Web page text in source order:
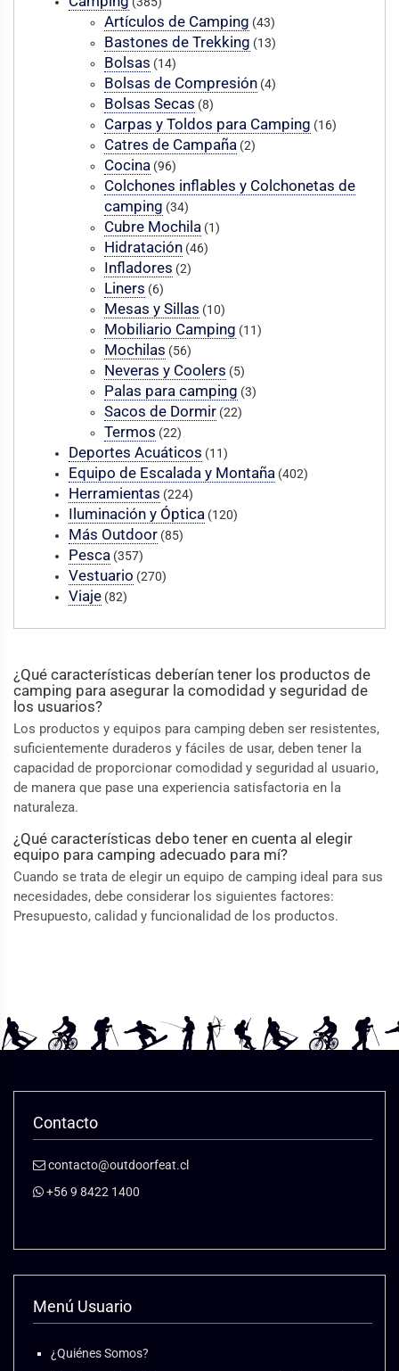
Artículos de Camping (43)
Bastones de Trekking (13)
Bolsas (14)
Bolsas de Compresión (4)
Bolsas Secas (8)
Carpas y Toldos para Camping (16)
Catres de Campaña (2)
Cocina (96)
Colchones inflables y Colchonetas de
camping (34)
Cubre Mochila (1)
Hidratación (46)
Infladores (2)
Liners (6)
Mesas y Sillas (10)
Mobiliario Camping (11)
Mochilas (56)
Neveras y Coolers (5)
Palas para camping (3)
Sacos de Dormir (22)
Termos (22)
Deportes Acuáticos (11)
Equipo de Escalada y Montaña (402)
Herramientas (224)
Iluminación y Óptica (120)
Más Outdoor (85)
Pesca (357)
Vestuario (270)
Viaje (82)
¿Qué características deberían tener los productos de
camping para asegurar la comodidad y seguridad de
los usuarios?
Los productos y equipos para camping deben ser resistentes,
suficientemente duraderos y fáciles de usar, deben tener la
capacidad de proporcionar comodidad y seguridad al usuario,
de manera que pase una experiencia satisfactoria en la
naturaleza.
¿Qué características debo tener en cuenta al elegir
equipo para camping adecuado para mí?
Cuando se trata de elegir un equipo de camping ideal para sus
necesidades, debe considerar los siguientes factores:
Presupuesto, calidad y funcionalidad de los productos.
Contacto
contacto@outdoorfeat.cl
+56 9 8422 1400
Menú Usuario
¿Quiénes Somos?